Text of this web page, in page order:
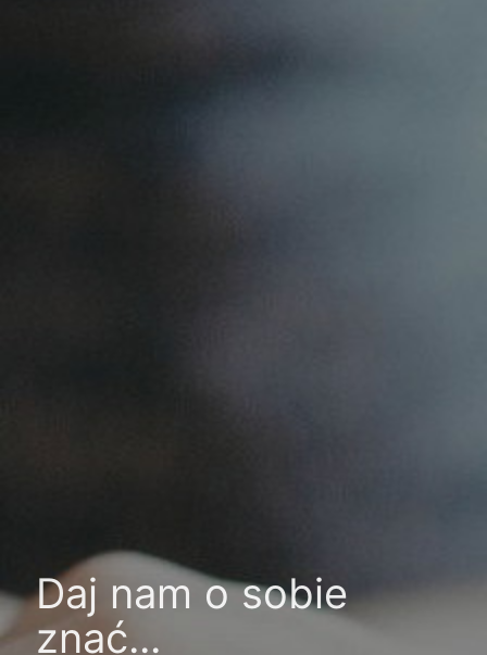
Daj nam o sobie
znać...